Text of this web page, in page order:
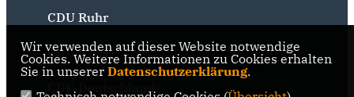
CDU Ruhr
CDU NRW
Wir verwenden auf dieser Website notwendige
Cookies. Weitere Informationen zu Cookies erhalten
Sie in unserer Datenschutzerklärung.